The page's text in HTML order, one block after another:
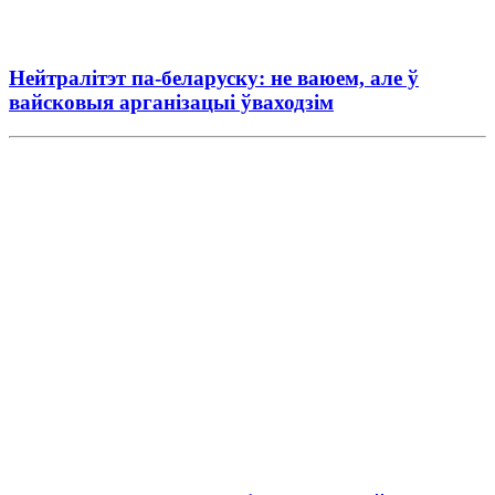
Нейтралітэт па-беларуску: не ваюем, але ў
вайсковыя арганізацыі ўваходзім